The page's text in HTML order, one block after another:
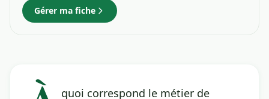
Gérer ma fiche
quoi correspond le métier de